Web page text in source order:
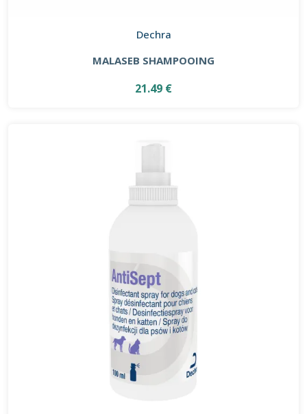
Dechra
MALASEB SHAMPOOING
21.49 €